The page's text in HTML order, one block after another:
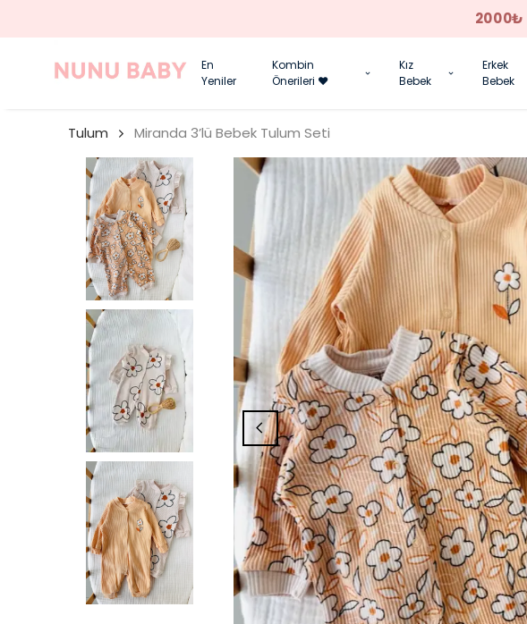
En
Yeniler
Kombin
Önerileri ❤️
Kız
Bebek
Erkek
Bebek
Tulum Miranda 3’lü Bebek Tulum Seti